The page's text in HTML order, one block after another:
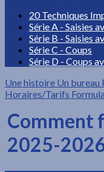
20 Techniques
Série A - Saisies
Série B - Saisies
Série C - Coups
Série D - Coups
Une histoire Un bureau
Horaires/Tarifs
Comment
2025-